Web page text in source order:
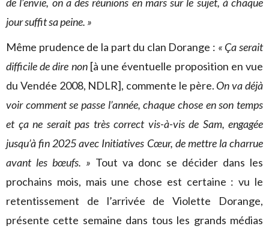
jour suffit sa peine. »
Même prudence de la part du clan Dorange : « Ça serait
difficile de dire non[à une éventuelle proposition en vue
du Vendée 2008, NDLR], commente le père. On va déjà
voir comment se passe l’année, chaque chose en son temps
et ça ne serait pas très correct vis-à-vis de Sam, engagée
jusqu’à fin 2025 avec Initiatives Cœur, de mettre la charrue
avant les bœufs. » Tout va donc se décider dans les
prochains mois, mais une chose est certaine : vu le
retentissement de l’arrivée de Violette Dorange,
présente cette semaine dans tous les grands médias